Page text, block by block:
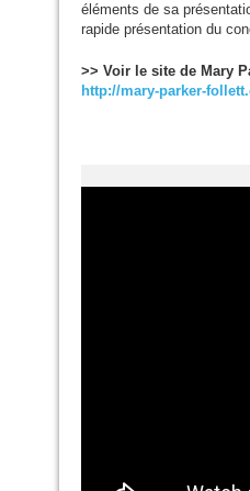
éléments de sa
rapide présentation du
>> Voir le site de Mary
http://mary-parker-